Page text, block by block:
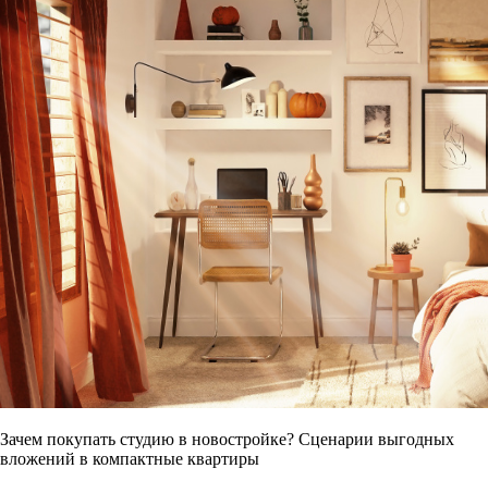
Зачем покупать студию в новостройке? Сценарии выгодных
вложений в компактные квартиры